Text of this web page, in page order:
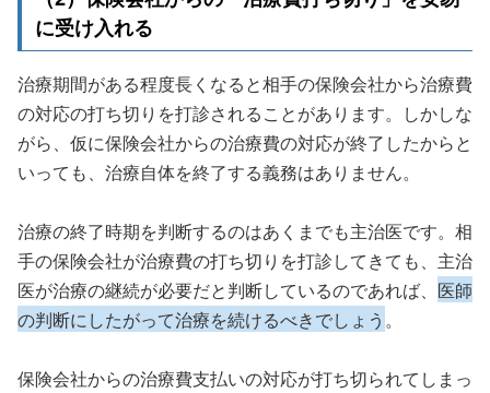
に受け入れる
治療期間がある程度長くなると相手の保険会社から治療費
の対応の打ち切りを打診されることがあります。しかしな
がら、仮に保険会社からの治療費の対応が終了したからと
いっても、治療自体を終了する義務はありません。
治療の終了時期を判断するのはあくまでも主治医です。相
手の保険会社が治療費の打ち切りを打診してきても、主治
医が治療の継続が必要だと判断しているのであれば、 医師
の判断にしたがって治療を続けるべきでしょう 。
保険会社からの治療費支払いの対応が打ち切られてしまっ